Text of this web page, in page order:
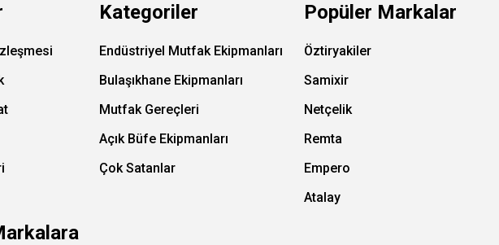
Kategoriler
Endüstriyel Mutfak Ekipmanları
Bulaşıkhane Ekipmanları
Mutfak Gereçleri
Açık Büfe Ekipmanları
Çok Satanlar
Popüler Markalar
Öztiryakiler
Samixir
Netçelik
Remta
Empero
Atalay